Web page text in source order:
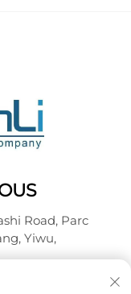
Road, Parc
Yiwu,